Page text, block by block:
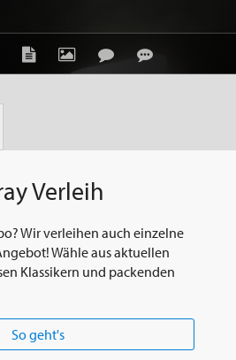
Verleih
Wir verleihen auch einzelne
Wähle aus aktuellen
Klassikern und packenden
So geht's